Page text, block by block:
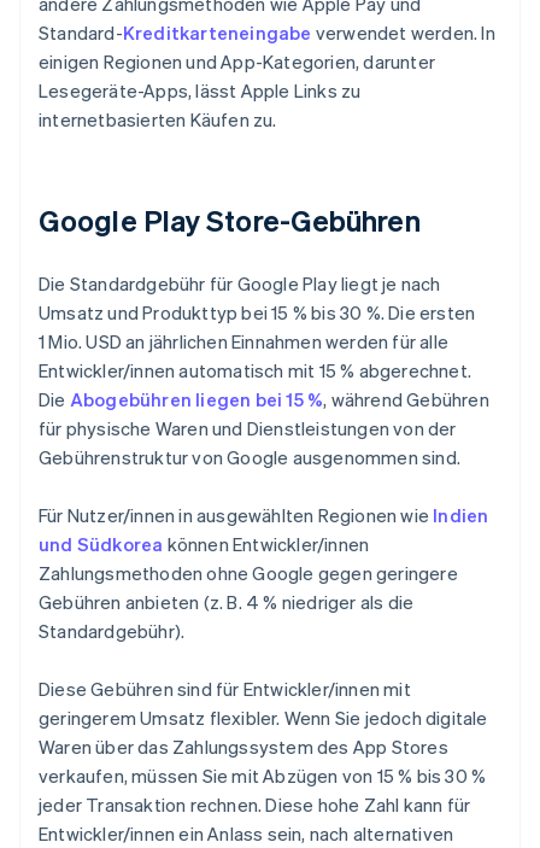
Standard-Kreditkarteneingabe verwendet werden. In
einigen Regionen und App-Kategorien, darunter
Lesegeräte-Apps, lässt Apple Links zu
internetbasierten Käufen zu.
Google Play Store-Gebühren
Die Standardgebühr für Google Play liegt je nach
Umsatz und Produkttyp bei 15 % bis 30 %. Die ersten
1 Mio. USD an jährlichen Einnahmen werden für alle
Entwickler/innen automatisch mit 15 % abgerechnet.
Die Abogebühren liegen bei 15 %, während Gebühren
für physische Waren und Dienstleistungen von der
Gebührenstruktur von Google ausgenommen sind.
Für Nutzer/innen in ausgewählten Regionen wie Indien
und Südkorea können Entwickler/innen
Zahlungsmethoden ohne Google gegen geringere
Gebühren anbieten (z. B. 4 % niedriger als die
Standardgebühr).
Diese Gebühren sind für Entwickler/innen mit
geringerem Umsatz flexibler. Wenn Sie jedoch digitale
Waren über das Zahlungssystem des App Stores
verkaufen, müssen Sie mit Abzügen von 15 % bis 30 %
jeder Transaktion rechnen. Diese hohe Zahl kann für
Entwickler/innen ein Anlass sein, nach alternativen